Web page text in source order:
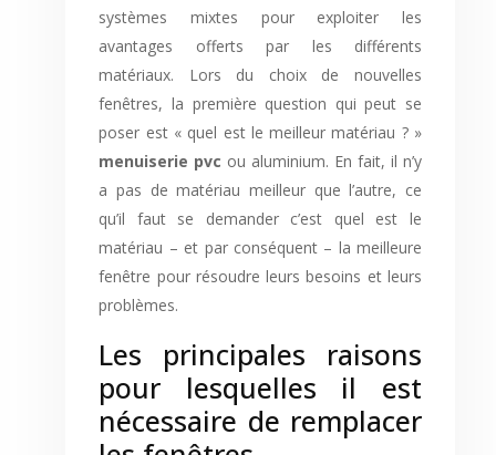
systèmes mixtes pour exploiter les
avantages offerts par les différents
matériaux. Lors du choix de nouvelles
fenêtres, la première question qui peut se
poser est « quel est le meilleur matériau ? »
menuiserie pvc ou aluminium. En fait, il n’y
a pas de matériau meilleur que l’autre, ce
qu’il faut se demander c’est quel est le
matériau – et par conséquent – la meilleure
fenêtre pour résoudre leurs besoins et leurs
problèmes.
Les principales raisons
pour lesquelles il est
nécessaire de remplacer